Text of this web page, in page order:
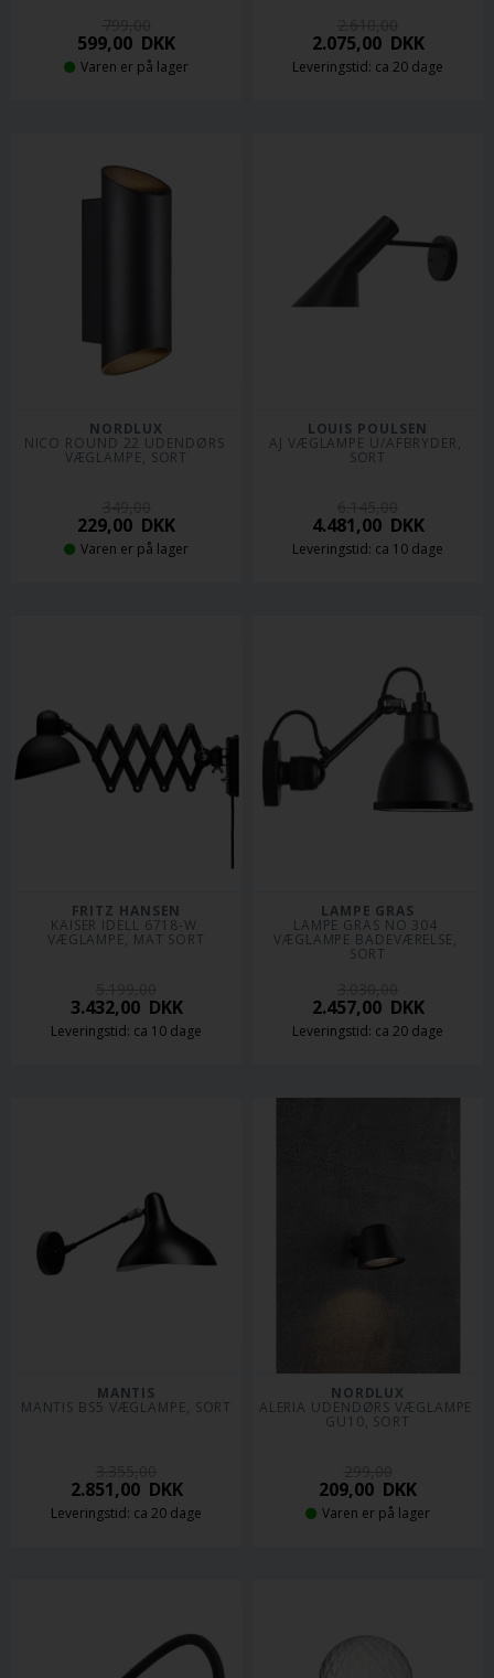
599,00 DKK
Varen er på lager
2.075,00DKK
Leveringstid: ca 20 dage
NORDLUX
NICO ROUND 22 UDENDØRS
VÆGLAMPE, SORT
229,00 DKK
Varen er på lager
LOUIS POULSEN
AJ VÆGLAMPE U/AFBRYDER,
SORT
4.481,00DKK
Leveringstid: ca 10 dage
FRITZ HANSEN
KAISER IDELL 6718-W
VÆGLAMPE, MAT SORT
3.432,00DKK
Leveringstid: ca 10 dage
LAMPE GRAS
LAMPE GRAS NO 304
VÆGLAMPE BADEVÆRELSE,
SORT
2.457,00DKK
Leveringstid: ca 20 dage
MANTIS
MANTIS BS5 VÆGLAMPE, SORT
2.851,00DKK
Leveringstid: ca 20 dage
NORDLUX
ALERIA UDENDØRS VÆGLAMPE
GU10, SORT
209,00 DKK
Varen er på lager